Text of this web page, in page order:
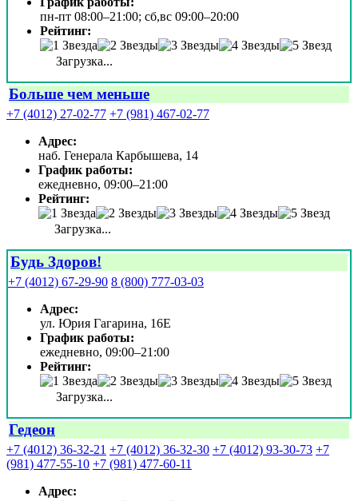
пн-пт 08:00–21:00; сб,вс 09:00–20:00
Рейтинг:
Загрузка...
Больше чем меньше
+7 (4012) 27-02-77 +7 (981) 467-02-77
Адрес:
наб. Генерала Карбышева, 14
График работы:
ежедневно, 09:00–21:00
Рейтинг:
Загрузка...
Будь Здоров!
+7 (4012) 67-29-90 8 (800) 777-03-03
Адрес:
ул. Юрия Гагарина, 16Е
График работы:
ежедневно, 09:00–21:00
Рейтинг:
Загрузка...
Гедеон
+7 (4012) 36-32-21 +7 (4012) 36-32-30 +7 (4012) 93-30-73 +7
(981) 477-55-10 +7 (981) 477-60-11
Адрес: